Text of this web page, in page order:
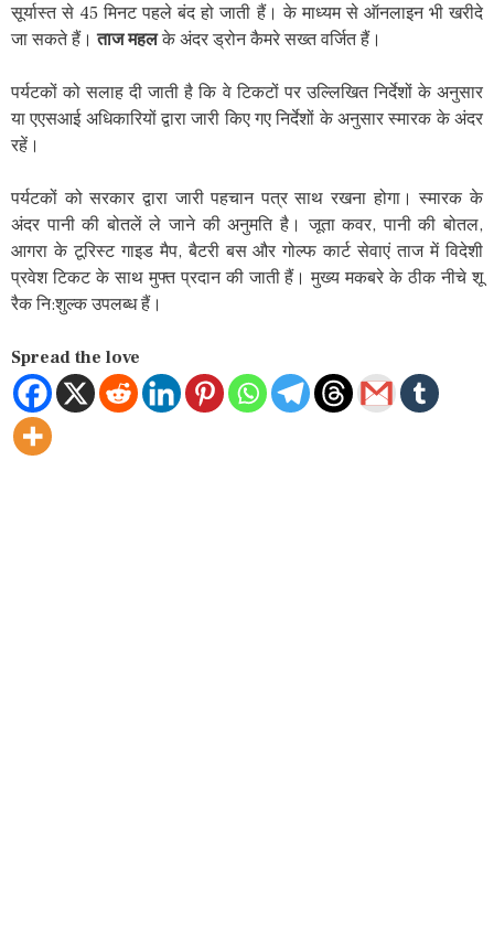
सूर्यास्त से 45 मिनट पहले बंद हो जाती हैं। के माध्यम से ऑनलाइन भी खरीदे
जा सकते हैं।ताज महलके अंदर ड्रोन कैमरे सख्त वर्जित हैं।
पर्यटकों को सलाह दी जाती है कि वे टिकटों पर उल्लिखित निर्देशों के अनुसार
या एएसआई अधिकारियों द्वारा जारी किए गए निर्देशों के अनुसार स्मारक के अंदर
रहें।
पर्यटकों को सरकार द्वारा जारी पहचान पत्र साथ रखना होगा। स्मारक के
अंदर पानी की बोतलें ले जाने की अनुमति है। जूता कवर, पानी की बोतल,
आगरा के टूरिस्ट गाइड मैप, बैटरी बस और गोल्फ कार्ट सेवाएं ताज में विदेशी
प्रवेश टिकट के साथ मुफ्त प्रदान की जाती हैं। मुख्य मकबरे के ठीक नीचे शू
रैक नि:शुल्क उपलब्ध हैं।
Spread the love